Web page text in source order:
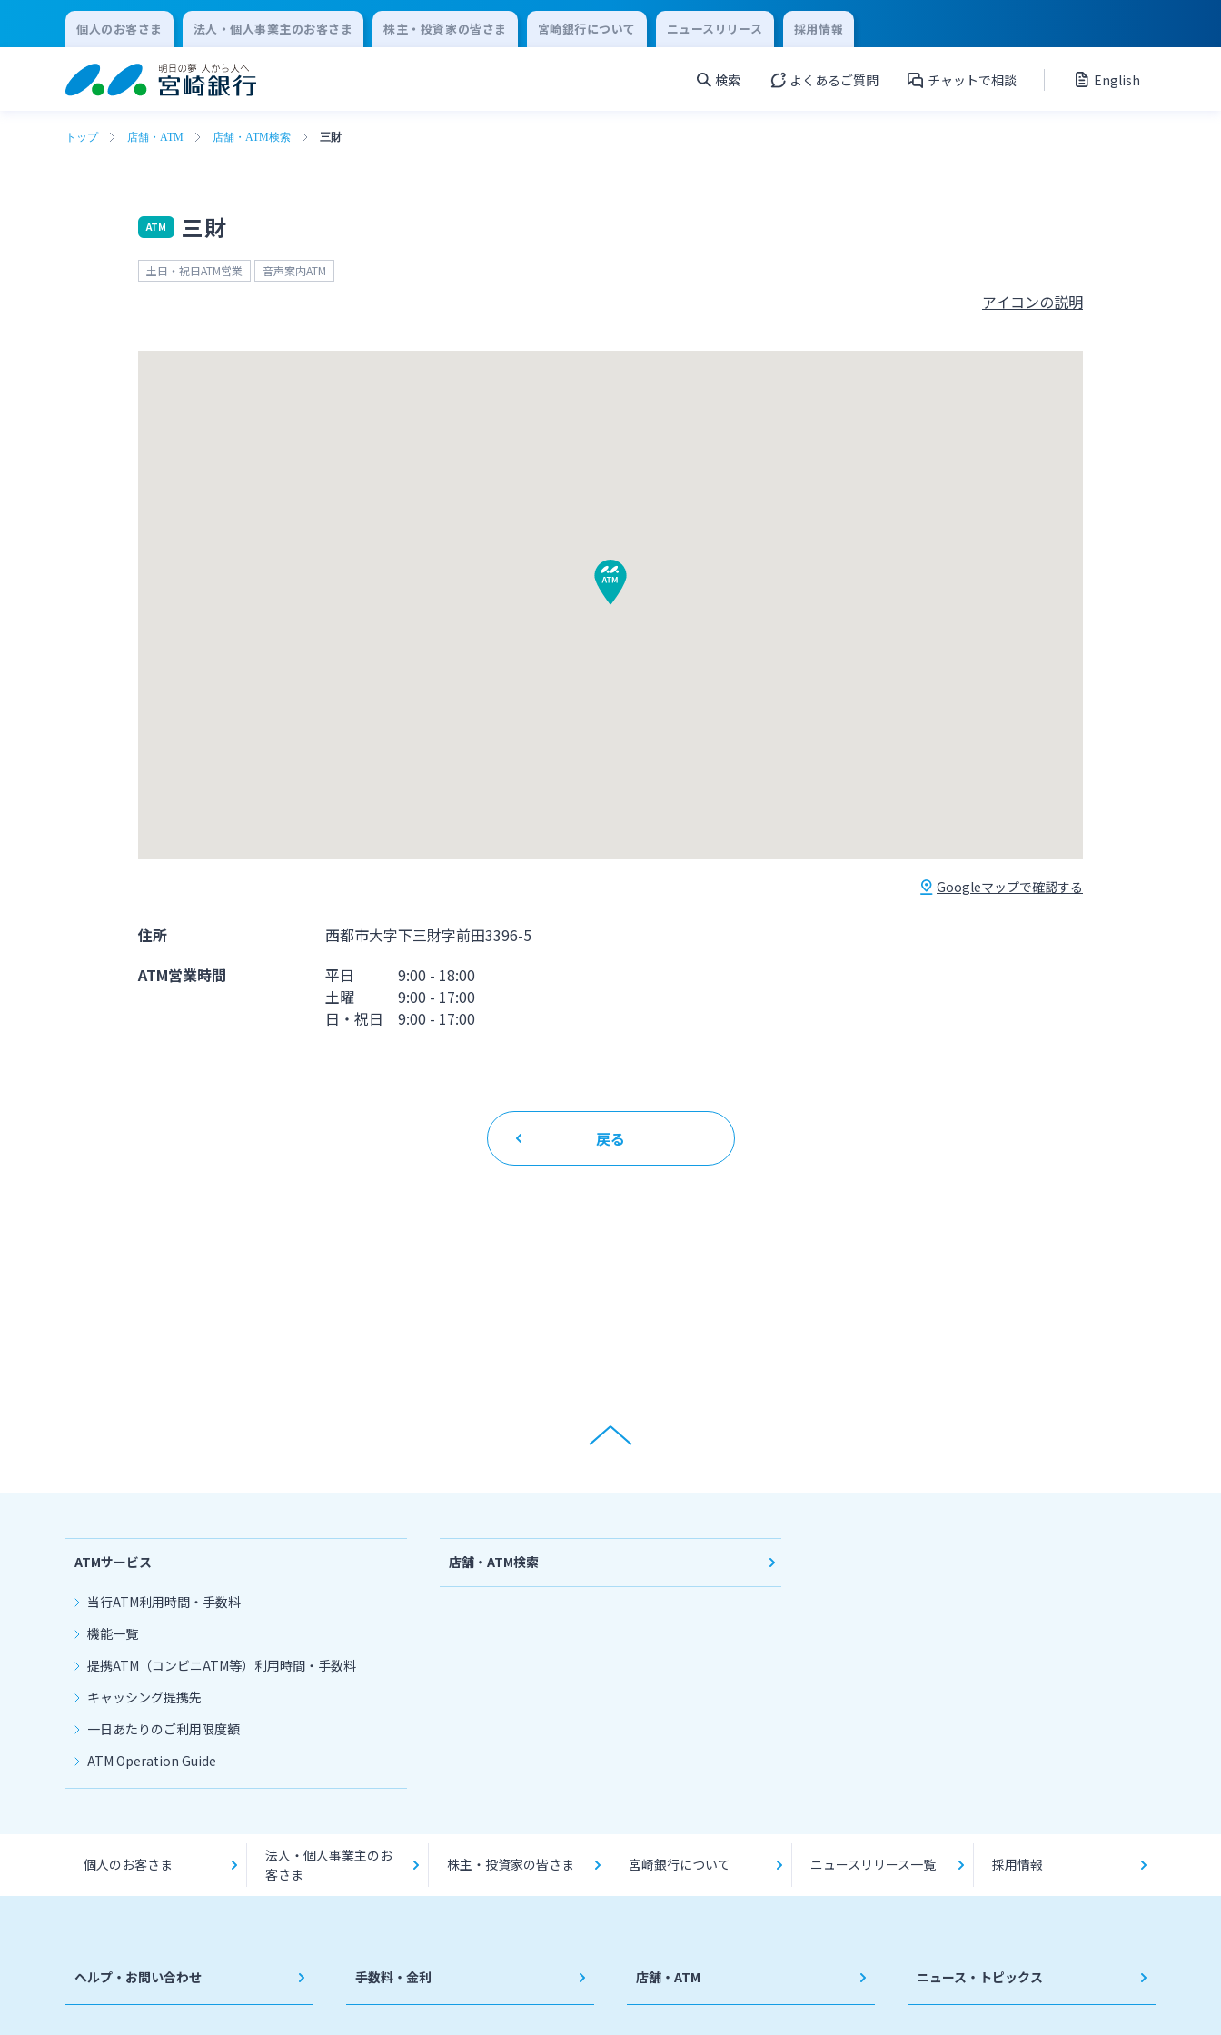
個人のお客さま 法人・個人事業主のお客さま 株主・投資家の皆さま 宮崎銀行について ニュースリリース 採用情報
検索 よくあるご質問 チャットで相談 English
トップ 店舗・ATM 店舗・ATM検索 三財
ATM 三財
土日・祝日ATM営業 音声案内ATM
アイコンの説明
Googleマップで確認する
住所
西都市大字下三財字前田3396-5
ATM営業時間
平日 9:00 - 18:00
土曜 9:00 - 17:00
日・祝日 9:00 - 17:00
戻る
ATMサービス
当行ATM利用時間・手数料
機能一覧
提携ATM（コンビニATM等）利用時間・手数料
キャッシング提携先
一日あたりのご利用限度額
ATM Operation Guide
店舗・ATM検索
個人のお客さま
法人・個人事業主のお
客さま
株主・投資家の皆さま 宮崎銀行について ニュースリリース一覧 採用情報
ヘルプ・お問い合わせ 手数料・金利 店舗・ATM ニュース・トピックス